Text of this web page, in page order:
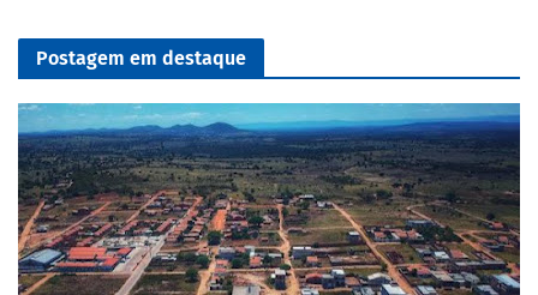
Postagem em destaque